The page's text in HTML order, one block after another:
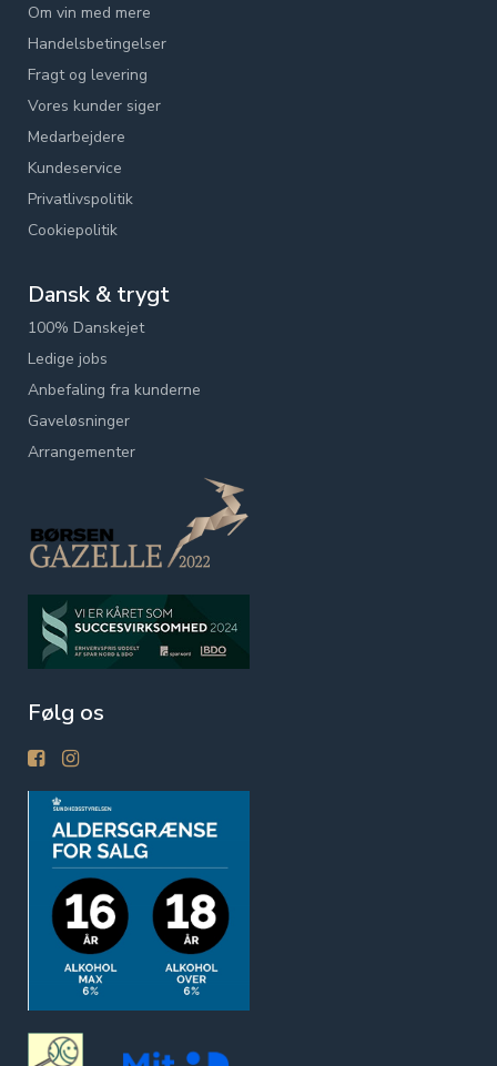
Om vin med mere
Handelsbetingelser
Fragt og levering
Vores kunder siger
Medarbejdere
Kundeservice
Privatlivspolitik
Cookiepolitik
Dansk & trygt
100% Danskejet
Ledige jobs
Anbefaling fra kunderne
Gaveløsninger
Arrangementer
Følg os